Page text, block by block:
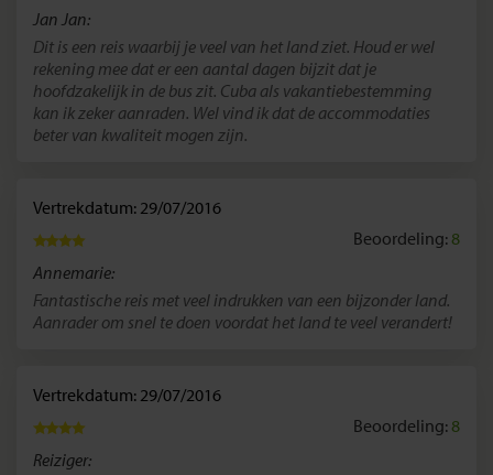
Jan Jan:
Dit is een reis waarbij je veel van het land ziet. Houd er wel
rekening mee dat er een aantal dagen bijzit dat je
hoofdzakelijk in de bus zit. Cuba als vakantiebestemming
kan ik zeker aanraden. Wel vind ik dat de accommodaties
beter van kwaliteit mogen zijn.
Vertrekdatum: 29/07/2016
Beoordeling: 8
Annemarie:
Fantastische reis met veel indrukken van een bijzonder land.
Aanrader om snel te doen voordat het land te veel verandert!
Vertrekdatum: 29/07/2016
Beoordeling: 8
Reiziger: